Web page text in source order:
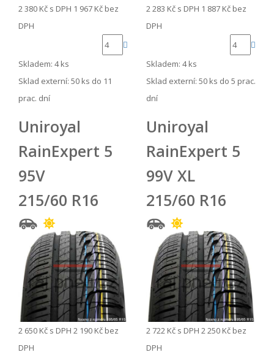
2 380 Kč s DPH 1 967 Kč bez
DPH
Skladem: 4 ks
Sklad externí: 50 ks do 11
prac. dní
2 283 Kč s DPH 1 887 Kč bez
DPH
Skladem: 4 ks
Sklad externí: 50 ks do 5 prac.
dní
Uniroyal
RainExpert 5
95V
215/60 R16
2 650 Kč s DPH 2 190 Kč bez
DPH
Uniroyal
RainExpert 5
99V XL
215/60 R16
2 722 Kč s DPH 2 250 Kč bez
DPH